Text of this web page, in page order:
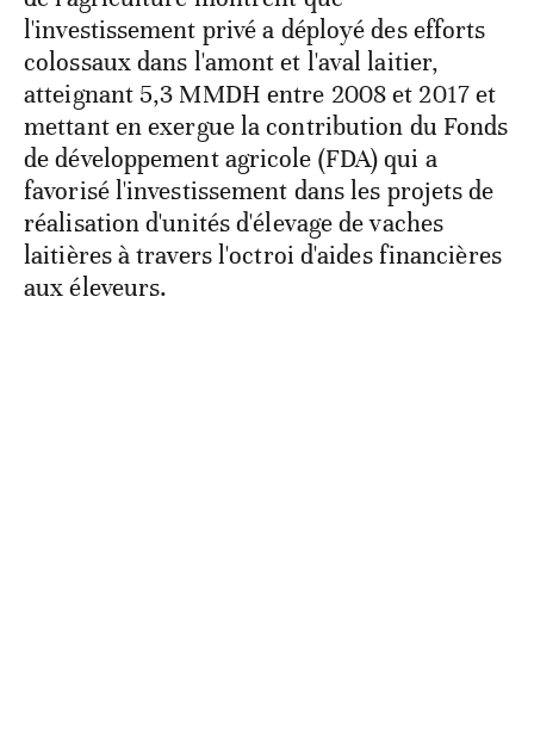
l'investissement privé a déployé des efforts
colossaux dans l'amont et l'aval laitier,
atteignant 5,3 MMDH entre 2008 et 2017 et
mettant en exergue la contribution du Fonds
de développement agricole (FDA) qui a
favorisé l'investissement dans les projets de
réalisation d'unités d'élevage de vaches
laitières à travers l'octroi d'aides financières
aux éleveurs.